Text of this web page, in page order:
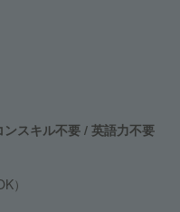
スキル不要 / 英語力不要
）